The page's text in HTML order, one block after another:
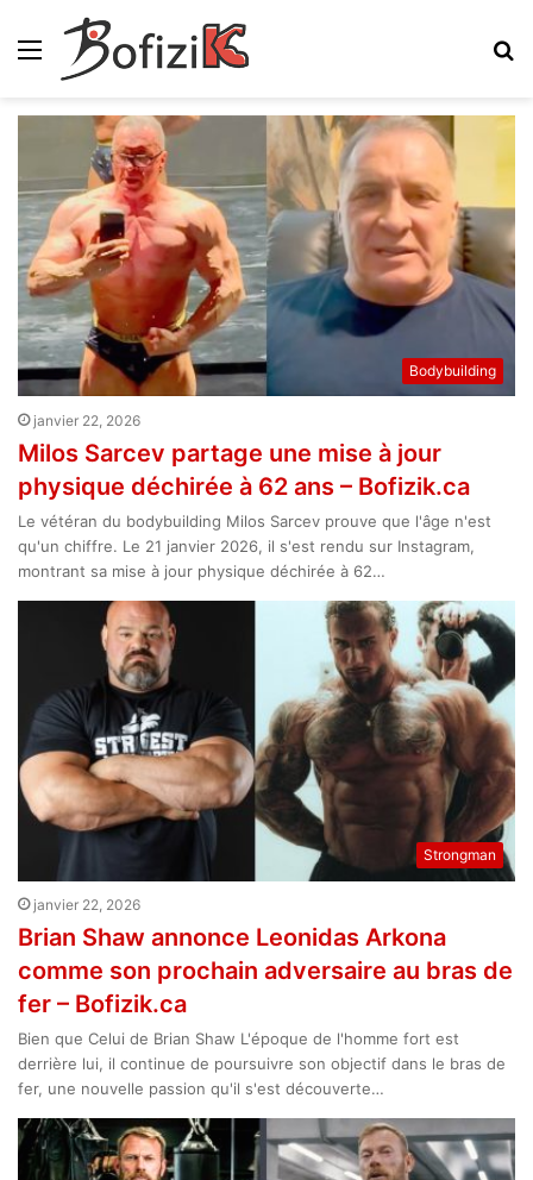
Menu
Bodybuilding
janvier 22, 2026
Milos Sarcev partage une mise à jour
physique déchirée à 62 ans – Bofizik.ca
Le vétéran du bodybuilding Milos Sarcev prouve que l'âge n'est
qu'un chiffre. Le 21 janvier 2026, il s'est rendu sur Instagram,
montrant sa mise à jour physique déchirée à 62…
Strongman
janvier 22, 2026
Brian Shaw annonce Leonidas Arkona
comme son prochain adversaire au bras de
fer – Bofizik.ca
Bien que Celui de Brian Shaw L'époque de l'homme fort est
derrière lui, il continue de poursuivre son objectif dans le bras de
fer, une nouvelle passion qu'il s'est découverte…